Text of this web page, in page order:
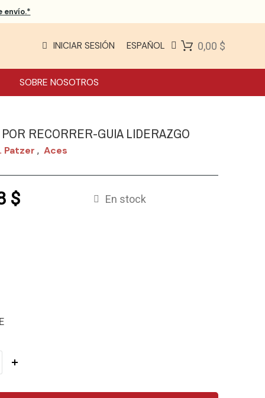
envío.*
INICIAR SESIÓN ESPAÑOL 0,00 $
SOBRE NOSOTROS
RECORRER-GUIA LIDERAZGO
Patzer , Aces
$
En stock